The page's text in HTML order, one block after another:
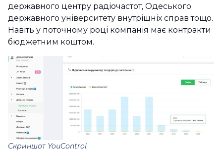
державного центру радіочастот, Одеського
державного університету внутрішніх справ тощо.
Навіть у поточному році компанія має контракти
бюджетним коштом.
Скриншот YouControl